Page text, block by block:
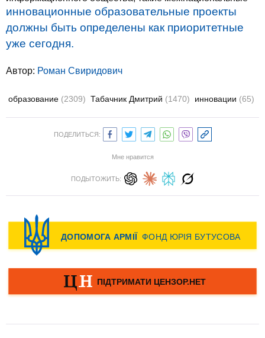
инновационные образовательные проекты
должны быть определены как приоритетные
уже сегодня.
Автор: Роман Свиридович
образование (2309) Табачник Дмитрий (1470) инновации (65)
ПОДЕЛИТЬСЯ:
Мне нравится
ПОДЫТОЖИТЬ: